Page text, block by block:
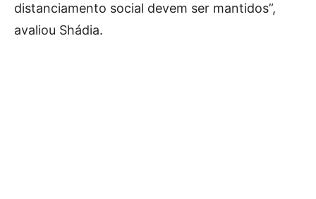
distanciamento social devem ser mantidos”,
avaliou Shádia.